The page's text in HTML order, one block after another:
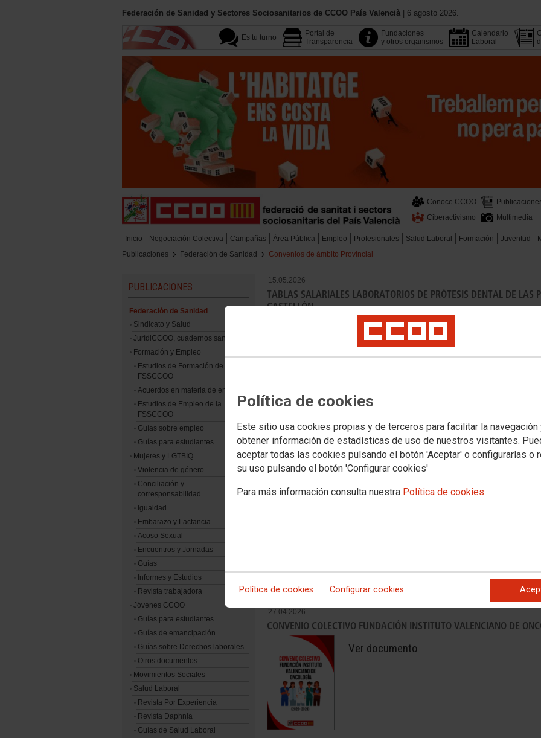
Política de cookies
Este sitio usa cookies propias y de terceros para facilitar la navegación
obtener información de estadísticas de uso de nuestros visitantes.
aceptar todas las cookies pulsando el botón 'Aceptar' o configurarlas o
su uso pulsando el botón 'Configurar cookies'
Para más información consulta nuestra Política de cookies
Política de cookies Configurar cookies
Federación de Sanidad y Sectores Sociosanitarios de CCOO País Valencià | 6 agosto 2026.
Es tu turno
Portal de
Transparencia
Fundaciones
y otros organismos
Calendario
Laboral
Conoce CCOO
Ciberactivismo
Multimedia
Inicio Negociación Colectiva Campañas Área Pública Empleo Profesionales Salud Laboral Formación Juventud
Publicaciones
Federación de Sanidad Convenios de ámbito Provincial
PUBLICACIONES
Federación de Sanidad
Sindicato y Salud
JurídiCCOO, cuadernos sanitarios
Formación y Empleo
Estudios de Formación de la
FSSCCOO
Acuerdos en materia de empleo
Estudios de Empleo de la
FSSCCOO
Guías sobre empleo
Guías para estudiantes
Mujeres y LGTBIQ
Violencia de género
Conciliación y
corresponsabilidad
Igualdad
Embarazo y Lactancia
Acoso Sexual
Encuentros y Jornadas
Guías
Informes y Estudios
Revista trabajadora
Jóvenes CCOO
Guías para estudiantes
Guías de emancipación
Guías sobre Derechos laborales
Otros documentos
Movimientos Sociales
Salud Laboral
Revista Por Experiencia
Revista Daphnia
Guías de Salud Laboral
15.05.2026
TABLAS SALARIALES LABORATORIOS DE PRÓTESIS DENTAL DE LAS
CASTELLÓN.
RESOLUCIÓN de 8 de mayo de 2026, de la
Seguridad Laboral, por la que se disponen el registro
para el año 2026, del convenio colectivo de
Valencia y Castellón.
30.04.2026
TABLAS SALARIALES PARA EL AÑO 2026 DEL CONVENIO COLECTIVO
ESTOMATÓLOGOS DE LA PROVINCIA DE VALENCIA.
Publicado BOP Valencia el 17/03/26
27.04.2026
CONVENIO COLECTIVO FUNDACIÓN INSTITUTO VALENCIANO DE
Ver documento